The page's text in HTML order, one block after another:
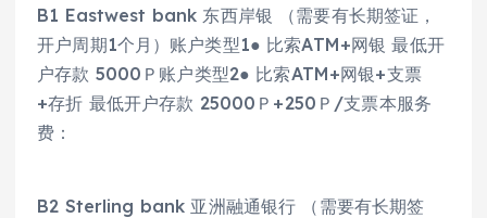
B1 Eastwest bank 东西岸银 （需要有长期签证，
开户周期1个月）账户类型1● 比索ATM+网银 最低开
户存款 5000Ｐ账户类型2● 比索ATM+网银+支票
+存折 最低开户存款 25000Ｐ+250Ｐ/支票本服务
费：
B2 Sterling bank 亚洲融通银行 （需要有长期签